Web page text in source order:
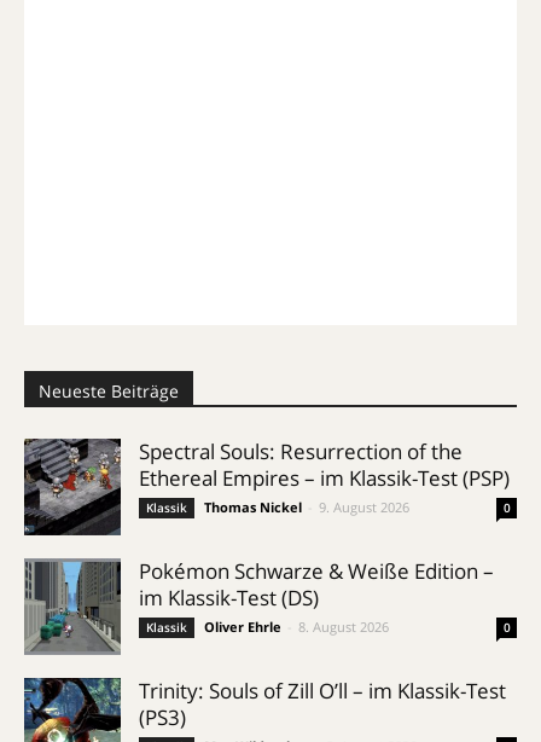
Neueste Beiträge
Spectral Souls: Resurrection of the
Ethereal Empires – im Klassik-Test (PSP)
Klassik Thomas Nickel 9. August 2026 0
Pokémon Schwarze & Weiße Edition –
im Klassik-Test (DS)
Klassik Oliver Ehrle 8. August 2026 0
Trinity: Souls of Zill O’ll – im Klassik-Test
(PS3)